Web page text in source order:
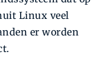
Linux veel
er worden